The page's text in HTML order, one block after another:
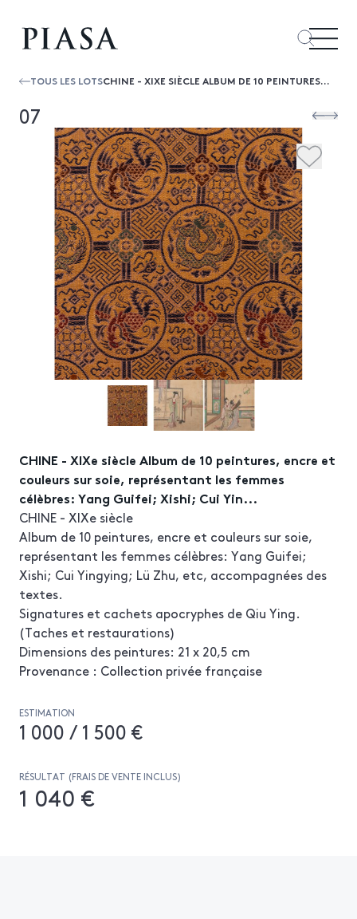
TOUS LES LOTS CHINE - XIXE SIÈCLE ALBUM DE 10 PEINTURES, ENCRE ET COULEURS SUR SOIE, REPRÉSENTANT LES FEMMES CÉLÈBRES: YANG GUIFEI; XISHI; CUI YIN...
07
CHINE - XIXe siècle Album de 10 peintures, encre et
couleurs sur soie, représentant les femmes
célèbres: Yang Guifei; Xishi; Cui Yin...
CHINE - XIXe siècle
Album de 10 peintures, encre et couleurs sur soie,
représentant les femmes célèbres: Yang Guifei;
Xishi; Cui Yingying; Lü Zhu, etc, accompagnées des
textes.
Signatures et cachets apocryphes de Qiu Ying.
(Taches et restaurations)
Dimensions des peintures: 21 x 20,5 cm
Provenance : Collection privée française
ESTIMATION
1 000 / 1 500 €
RÉSULTAT (FRAIS DE VENTE INCLUS)
1 040 €